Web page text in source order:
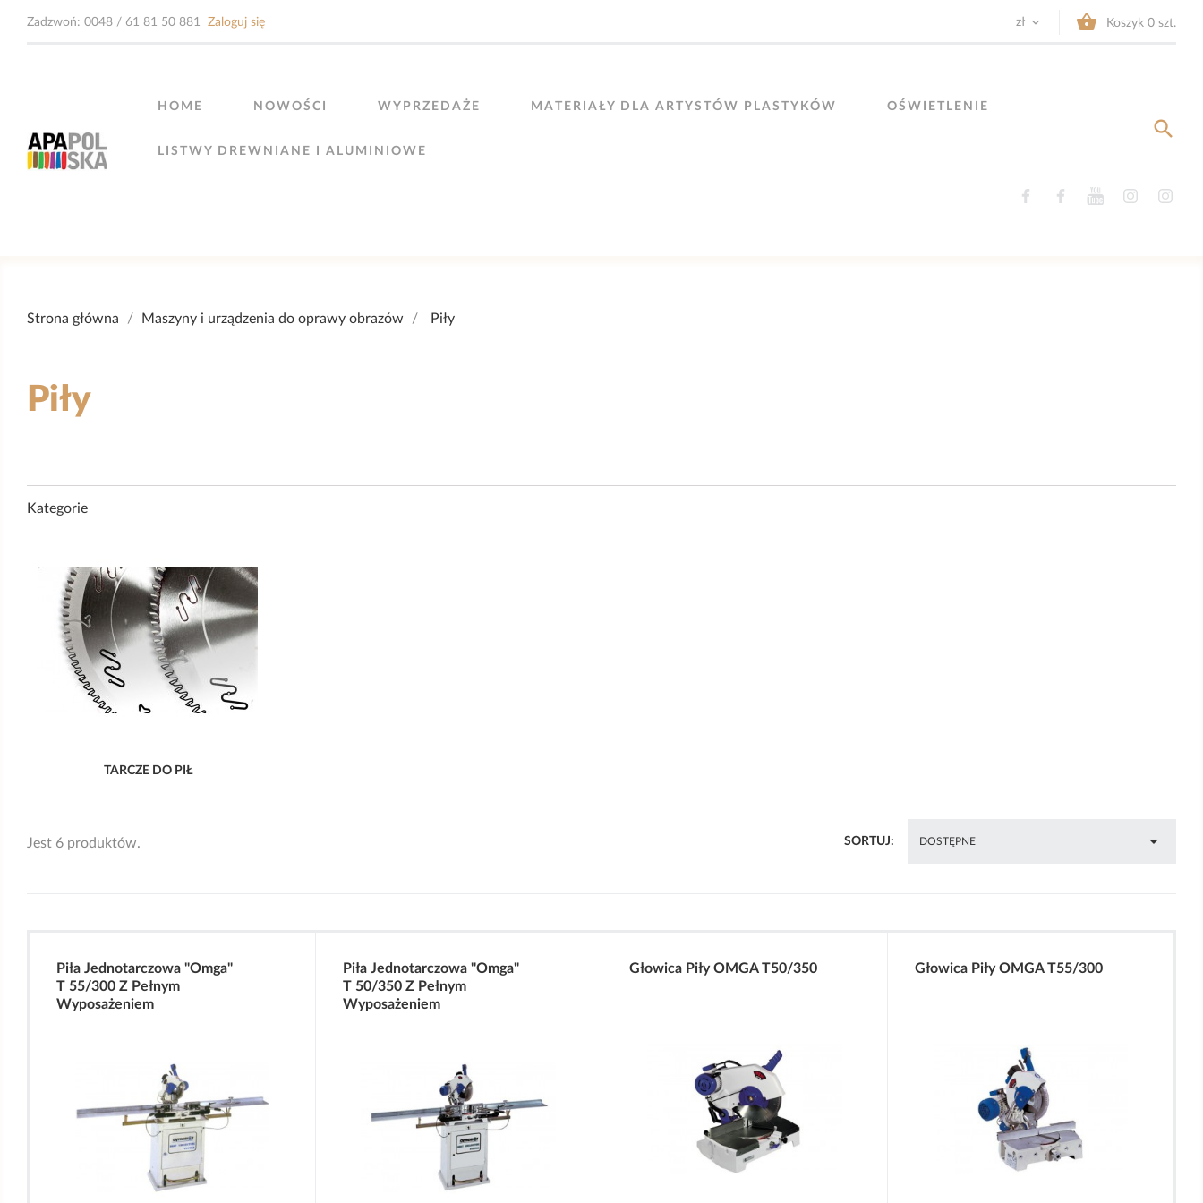
Zadzwoń: 0048 / 61 81 50 881 Zaloguj się zł   Koszyk 0 szt.
FacebookFacebookYouTubeInstagram
HOME NOWOŚCI WYPRZEDAŻE MATERIAŁY DLA ARTYSTÓW PLASTYKÓW OŚWIETLENIE
LISTWY DREWNIANE I ALUMINIOWE

Strona główna Maszyny i urządzenia do oprawy obrazów Piły
Piły
Kategorie
TARCZE DO PIŁ
Jest 6 produktów. SORTUJ: DOSTĘPNE 
Piła Jednotarczowa "Omga"
T 55/300 Z Pełnym
Wyposażeniem
Piła Jednotarczowa "Omga"
T 50/350 Z Pełnym
Wyposażeniem
Głowica Piły OMGA T50/350 Głowica Piły OMGA T55/300